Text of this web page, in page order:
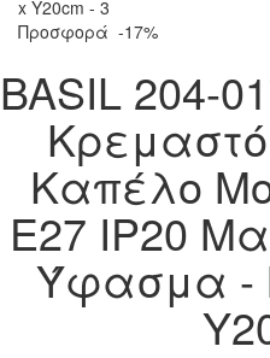
Προσφορά -17%
BASIL 204-
Κρεμαστό
Kαπέλο
E27 IP20
Ύφασμα -